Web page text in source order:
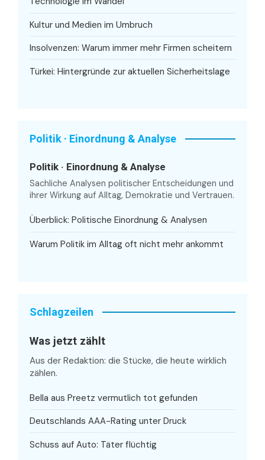
Kultur und Medien im Umbruch
Insolvenzen: Warum immer mehr Firmen scheitern
Türkei: Hintergründe zur aktuellen Sicherheitslage
Politik · Einordnung & Analyse
Politik · Einordnung & Analyse
Sachliche Analysen politischer Entscheidungen und
ihrer Wirkung auf Alltag, Demokratie und Vertrauen.
Überblick: Politische Einordnung & Analysen
Warum Politik im Alltag oft nicht mehr ankommt
Schlagzeilen
Was jetzt zählt
Aus der Redaktion: die Stücke, die heute wirklich
zählen.
Bella aus Preetz vermutlich tot gefunden
Deutschlands AAA-Rating unter Druck
Schuss auf Auto: Täter flüchtig